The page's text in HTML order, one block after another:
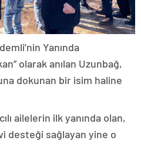
Yanında
olarak anılan Uzunbağ,
dokunan bir isim haline
ailelerin ilk yanında olan,
desteği sağlayan yine o